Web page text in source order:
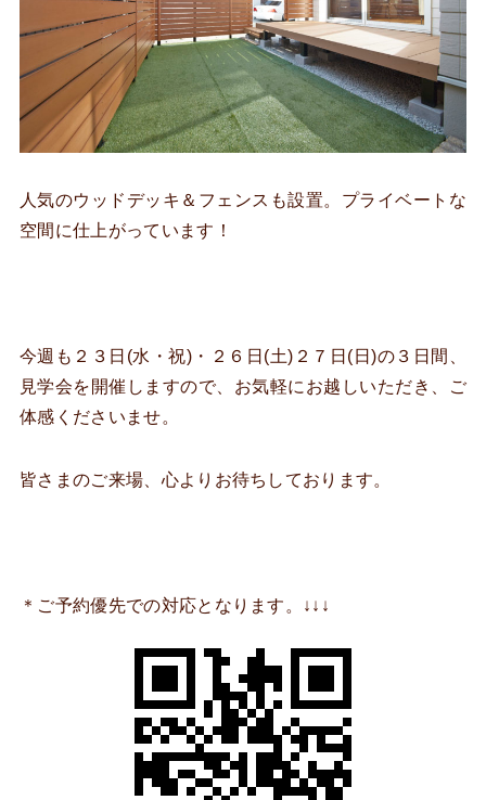
人気のウッドデッキ＆フェンスも設置。プライベートな
空間に仕上がっています！
今週も２３日(水・祝)・２６日(土)２７日(日)の３日間、
見学会を開催しますので、お気軽にお越しいただき、ご
体感くださいませ。
皆さまのご来場、心よりお待ちしております。
＊ご予約優先での対応となります。↓↓↓